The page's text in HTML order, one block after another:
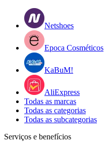
Netshoes
Epoca Cosméticos
KaBuM!
AliExpress
Todas as marcas
Todas as categorias
Todas as subcategorias
Serviços e benefícios